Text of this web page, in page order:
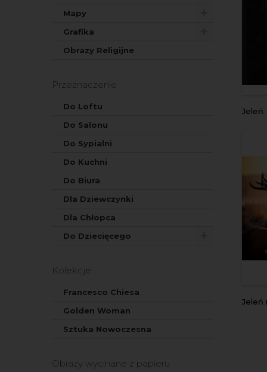
Mapy
Grafika
Obrazy Religijne
Przeznaczenie
Do Loftu
Do Salonu
Do Sypialni
Do Kuchni
Do Biura
Dla Dziewczynki
Dla Chłopca
Do Dziecięcego
Kolekcje
Francesco Chiesa
Golden Woman
Sztuka Nowoczesna
Obrazy wycinane z papieru
Jeleń